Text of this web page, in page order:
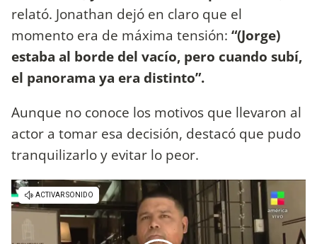
relató. Jonathan dejó en claro que el
momento era de máxima tensión: “(Jorge)
estaba al borde del vacío, pero cuando subí,
el panorama ya era distinto”.
Aunque no conoce los motivos que llevaron al
actor a tomar esa decisión, destacó que pudo
tranquilizarlo y evitar lo peor.